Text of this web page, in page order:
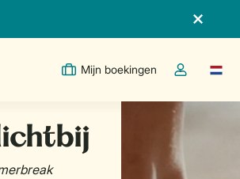
Mijn boekingen
Open deTaal